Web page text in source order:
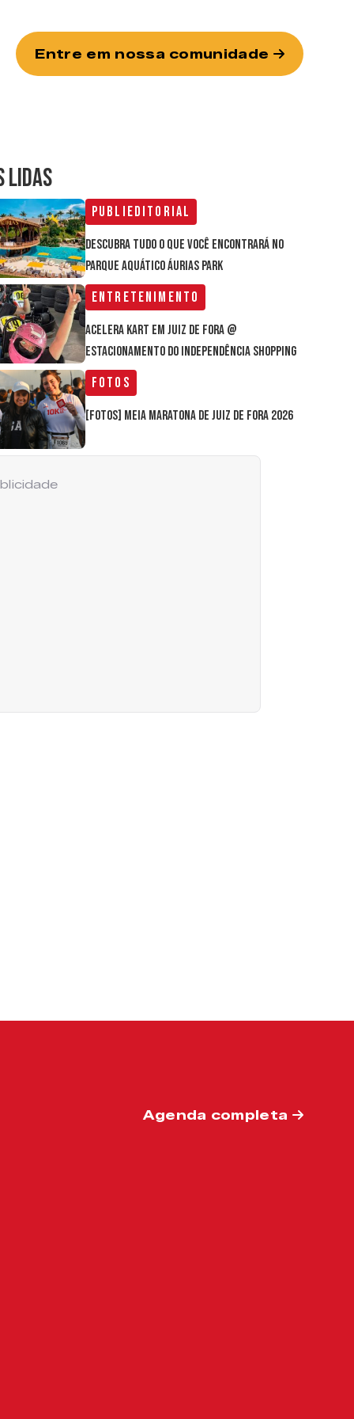
Entre em nossa comunidade
LIDAS
Publieditorial
Descubra tudo o que você encontrará no
parque aquático Áurias Park
Entretenimento
Acelera Kart em Juiz de Fora @
estacionamento do Independência Shopping
Fotos
[FOTOS] Meia Maratona de Juiz de Fora 2026
Agenda completa